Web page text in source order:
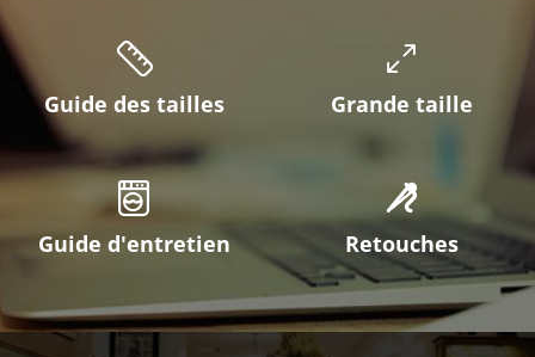
Guide des tailles Grande taille
Guide d'entretien Retouches